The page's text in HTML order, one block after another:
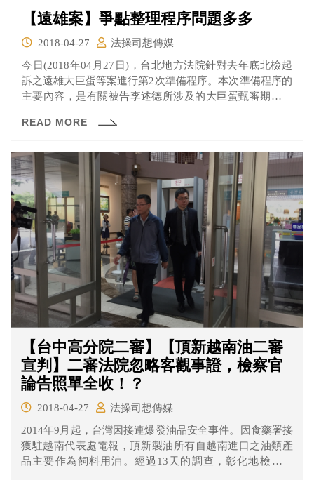
【遠雄案】爭點整理程序問題多多
2018-04-27
法操司想傳媒
今日(2018年04月27日)，台北地方法院針對去年底北檢起
訴之遠雄大巨蛋等案進行第2次準備程序。本次準備程序的
主要內容，是有關被告李述德所涉及的大巨蛋甄審期間，
整理。讓我們來看看有那些事情吧！
READ MORE
【台中高分院二審】【頂新越南油二審
宣判】二審法院忽略客觀事證，檢察官
論告照單全收！？
2018-04-27
法操司想傳媒
2014年9月起，台灣因接連爆發油品安全事件。因食藥署接
獲駐越南代表處電報，頂新製油所有自越南進口之油類產
品主要作為飼料用油。經過13天的調查，彰化地檢署於